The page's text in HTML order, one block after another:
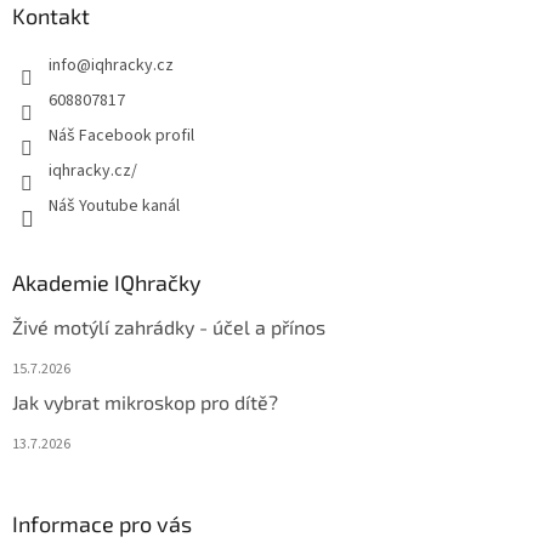
Kontakt
info@iqhracky.cz
608807817
Náš Facebook profil
iqhracky.cz/
Náš Youtube kanál
Akademie IQhračky
Živé motýlí zahrádky - účel a přínos
15.7.2026
Jak vybrat mikroskop pro dítě?
13.7.2026
Informace pro vás